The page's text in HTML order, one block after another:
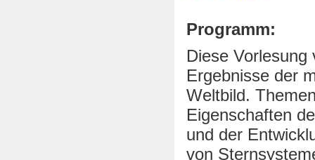
Programm:
Diese
Ergebnisse der
Weltbild.
Eigenschaften
und der
von